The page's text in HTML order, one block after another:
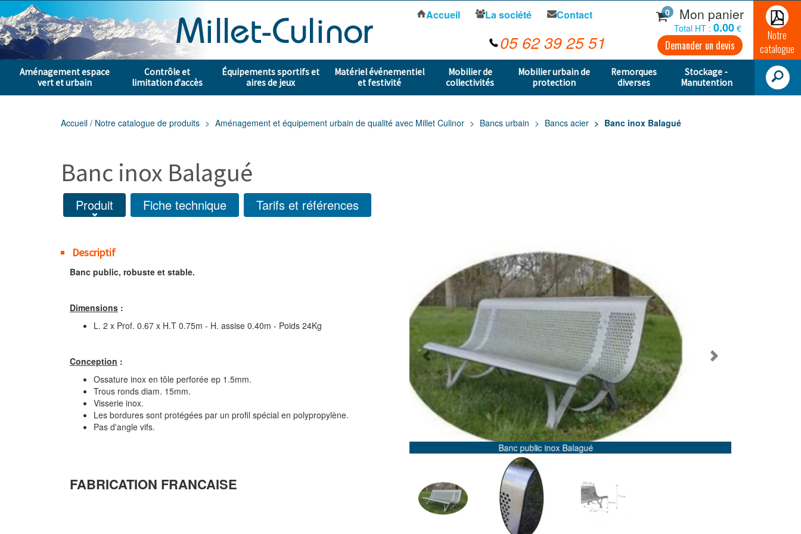
Aménagement espace
vert et urbain
Contrôle et
limitation d'accès
Équipements sportifs et
aires de jeux
Matériel événementiel
et festivité
Mobilier de
collectivités
Mobilier urbain de
protection
Remorques
diverses
Stockage -
Manutention
Accueil La société Contact
05 62 39 25 51
0 Mon panier
Total HT : 0.00 €
Demander un devis
Notre
catalogue
Accueil / Notre catalogue de produits Aménagement et équipement urbain de qualité avec Millet Culinor Bancs urbain Bancs acier Banc inox Balagué
Banc inox Balagué
Produit Fiche technique Tarifs et références
Descriptif
Banc public, robuste et stable.
Dimensions :
L. 2 x Prof. 0.67 x H.T 0.75m - H. assise 0.40m - Poids 24Kg
Conception :
Ossature inox en tôle perforée ep 1.5mm.
Trous ronds diam. 15mm.
Visserie inox.
Les bordures sont protégées par un profil spécial en polypropylène.
Pas d'angle vifs.
FABRICATION FRANCAISE
Détail des angles
Previous